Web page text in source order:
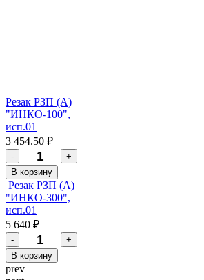
Резак РЗП (А)
"ИНКО-100",
исп.01
3 454.50 ₽
-
+
В корзину
Резак РЗП (А)
"ИНКО-300",
исп.01
5 640 ₽
-
+
В корзину
prev